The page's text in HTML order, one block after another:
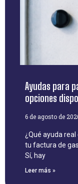
Ayudas para
opciones
6 de agosto de
¿Qué ayuda
tu factura de
Sí, hay
Leer más »